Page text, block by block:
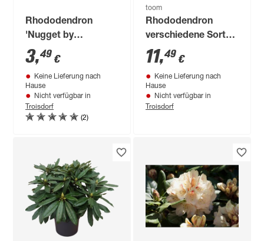
Rhododendron
'Nugget by
Bloombux®', 10,5
cm Topf
3,49 €
Keine Lieferung nach
Hause
Nicht verfügbar in
Troisdorf
(2)
toom
Rhododendron
verschiedene Sorten
23 cm Topf
11,49 €
Keine Lieferung nach
Hause
Nicht verfügbar in
Troisdorf